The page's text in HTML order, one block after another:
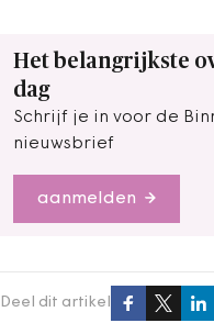
Het belangrijkste
dag
Schrijf je in voor de
nieuwsbrief
aanmelden
Deel dit artikel